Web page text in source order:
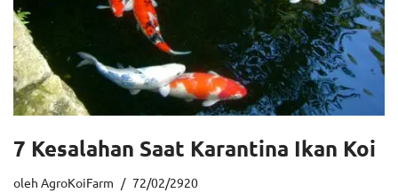
7 Kesalahan Saat Karantina Ikan Koi
oleh AgroKoiFarm 72/02/2920